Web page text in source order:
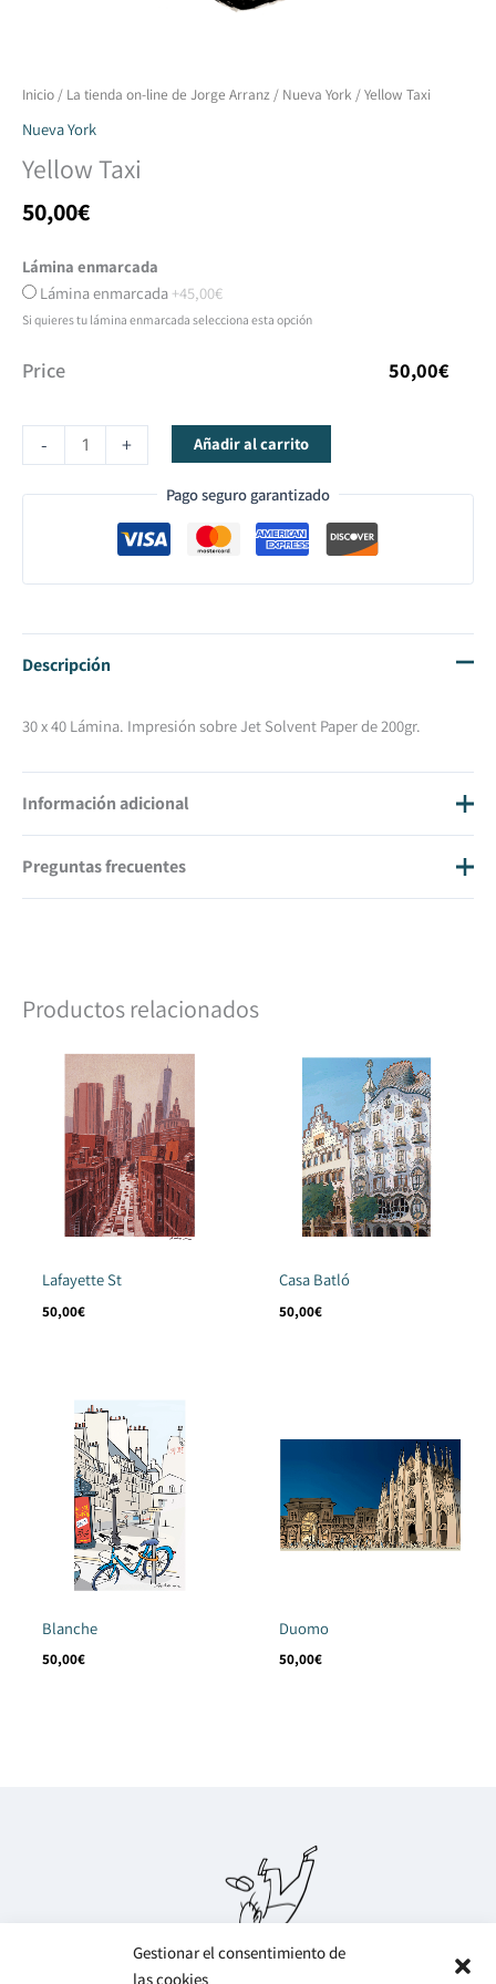
Gestionar el consentimiento de
las cookies
Inicio / La tienda on-line de Jorge Arranz / Nueva York / Yellow Taxi
Nueva York
Yellow Taxi
50,00€
Lámina enmarcada
Lámina enmarcada +45,00€
Si quieres tu lámina enmarcada selecciona esta opción
Price 50,00€
-
Yellow
Taxi
+ Añadir al carrito
Pago seguro garantizado
Descripción
30 x 40 Lámina. Impresión sobre Jet Solvent Paper de 200gr.
Información adicional
Tamaño
Preguntas frecuentes
Una vez hayamos recibido la transferencia o el pago con tarjeta del
Productos relacionados
Lafayette St
50,00€
Casa Batló
50,00€
Blanche
50,00€
Duomo
50,00€